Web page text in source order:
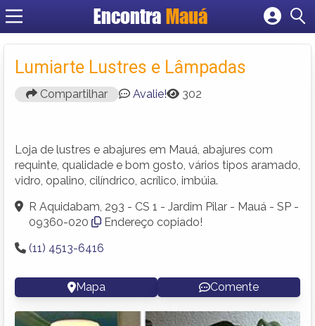
EncontraMauá
Criar conta
Lumiarte Lustres e Lâmpadas
Compartilhar Avalie! 302
Loja de lustres e abajures em Mauá, abajures com
requinte, qualidade e bom gosto, vários tipos aramado,
vidro, opalino, cilíndrico, acrílico, imbúia.
R Aquidabam, 293 - CS 1 - Jardim Pilar - Mauá - SP -
09360-020
Endereço copiado!
(11) 4513-6416
Mapa Comente